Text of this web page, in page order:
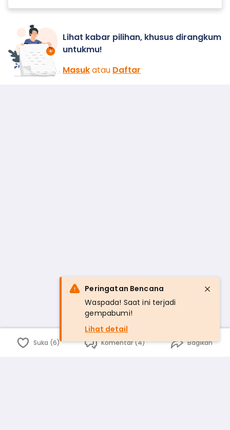
Lihat kabar pilihan, khusus dirangkum
untukmu!
Masukatau Daftar
Suka (6) Komentar (4) Bagikan
Peringatan Bencana
Waspada! Saat ini terjadi
gempabumi!
Lihat detail